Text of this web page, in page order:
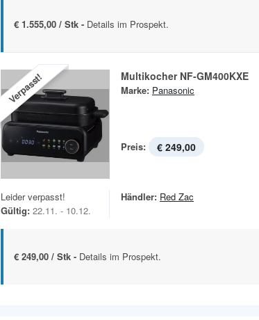
€ 1.555,00 / Stk - Details im Prospekt.
Verpasst! Multikocher NF-GM400KXE
Marke: Panasonic
Preis: € 249,00
Leider verpasst!
Gültig: 22.11. - 10.12.
Händler: Red Zac
€ 249,00 / Stk - Details im Prospekt.